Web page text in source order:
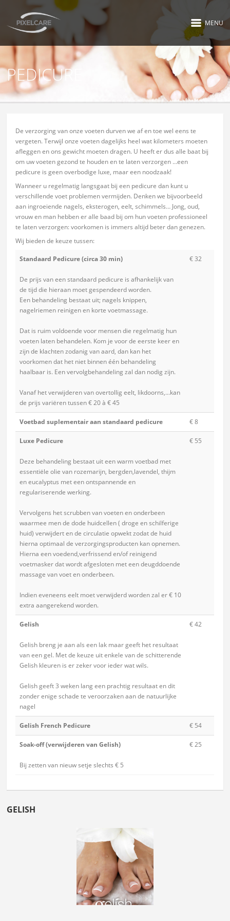
MENU
PEDICURE
De verzorging van onze voeten durven we af en toe wel eens te
vergeten. Terwijl onze voeten dagelijks heel wat kilometers moeten
afleggen en ons gewicht moeten dragen. U heeft er dus alle baat bij
om uw voeten gezond te houden en te laten verzorgen …een
pedicure is geen overbodige luxe, maar een noodzaak!
Wanneer u regelmatig langsgaat bij een pedicure dan kunt u
verschillende voet problemen vermijden. Denken we bijvoorbeeld
aan ingroeiende nagels, eksterogen, eelt, schimmels… Jong, oud,
vrouw en man hebben er alle baad bij om hun voeten professioneel
te laten verzorgen: voorkomen is immers altijd beter dan genezen.
Wij bieden de keuze tussen:
Standaard Pedicure (circa 30 min)
De prijs van een standaard pedicure is afhankelijk van
de tijd die hieraan moet gespendeerd worden.
Een behandeling bestaat uit; nagels knippen,
nagelriemen reinigen en korte voetmassage.
Dat is ruim voldoende voor mensen die regelmatig hun
voeten laten behandelen. Kom je voor de eerste keer en
zijn de klachten zodanig van aard, dan kan het
voorkomen dat het niet binnen één behandeling
haalbaar is. Een vervolgbehandeling zal dan nodig zijn.
Vanaf het verwijderen van overtollig eelt, likdoorns,...kan
de prijs variëren tussen € 20 à € 45
€ 32
Voetbad suplementair aan standaard pedicure € 8
Luxe Pedicure
Deze behandeling bestaat uit een warm voetbad met
essentiële olie van rozemarijn, bergden,lavendel, thijm
en eucalyptus met een ontspannende en
regulariserende werking.
Vervolgens het scrubben van voeten en onderbeen
waarmee men de dode huidcellen ( droge en schilferige
huid) verwijdert en de circulatie opwekt zodat de huid
hierna optimaal de verzorgingsproducten kan opnemen.
Hierna een voedend,verfrissend en/of reinigend
voetmasker dat wordt afgesloten met een deugddoende
massage van voet en onderbeen.
Indien eveneens eelt moet verwijderd worden zal er € 10
extra aangerekend worden.
€ 55
Gelish
Gelish breng je aan als een lak maar geeft het resultaat
van een gel. Met de keuze uit enkele van de schitterende
Gelish kleuren is er zeker voor ieder wat wils.
Gelish geeft 3 weken lang een prachtig resultaat en dit
zonder enige schade te veroorzaken aan de natuurlijke
nagel
€ 42
Gelish French Pedicure € 54
Soak-off (verwijderen van Gelish)
Bij zetten van nieuw setje slechts € 5
€ 25
GELISH